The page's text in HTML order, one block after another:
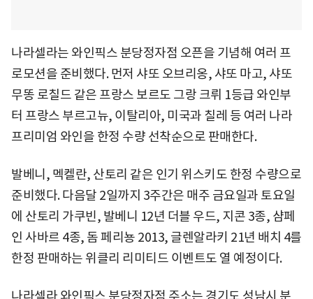
나라셀라는 와인픽스 분당정자점 오픈을 기념해 여러 프
로모션을 준비했다. 먼저 샤또 오브리옹, 샤또 마고, 샤또
무똥 로칠드 같은 프랑스 보르도 그랑 크뤼 1등급 와인부
터 프랑스 부르고뉴, 이탈리아, 미국과 칠레 등 여러 나라
프리미엄 와인을 한정 수량 선착순으로 판매한다.
발베니, 멕켈란, 산토리 같은 인기 위스키도 한정 수량으로
준비했다. 다음달 2일까지 3주간은 매주 금요일과 토요일
에 산토리 가쿠빈, 발베니 12년 더블 우드, 지콘 3종, 샴페
인 사바르 4종, 돔 페리뇽 2013, 글렌알라키 21년 배치 4를
한정 판매하는 위클리 리미티드 이벤트도 열 예정이다.
나라셀라 와인픽스 분당정자점 주소는 경기도 성남시 분